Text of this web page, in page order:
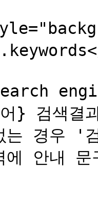
} 검색결
는 경우 '
에 안내